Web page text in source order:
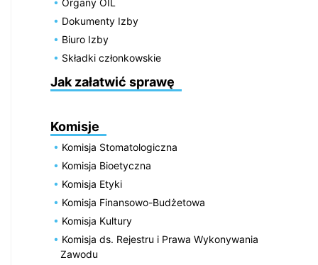
Dokumenty Izby
Biuro Izby
Składki członkowskie
Jak załatwić sprawę
Komisje
Komisja Stomatologiczna
Komisja Bioetyczna
Komisja Etyki
Komisja Finansowo-Budżetowa
Komisja Kultury
Komisja ds. Rejestru i Prawa Wykonywania
Zawodu